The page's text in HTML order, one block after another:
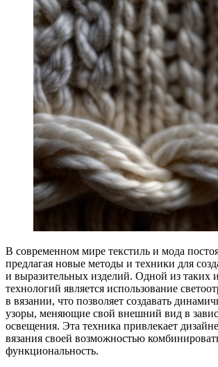
В современном мире текстиль и мода
предлагая новые методы и техники для
и выразительных изделий. Одной из таких
технологий является использование
в вязании, что позволяет создавать
узоры, меняющие свой внешний вид в
освещения. Эта техника привлекает
вязания своей возможностью
функциональность.